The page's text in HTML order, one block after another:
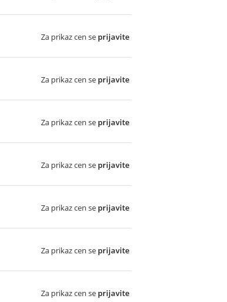
Za prikaz cen se prijavite
Za prikaz cen se prijavite
Za prikaz cen se prijavite
Za prikaz cen se prijavite
Za prikaz cen se prijavite
Za prikaz cen se prijavite
Za prikaz cen se prijavite